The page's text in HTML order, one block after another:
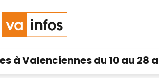
à Valenciennes du 10 au 28